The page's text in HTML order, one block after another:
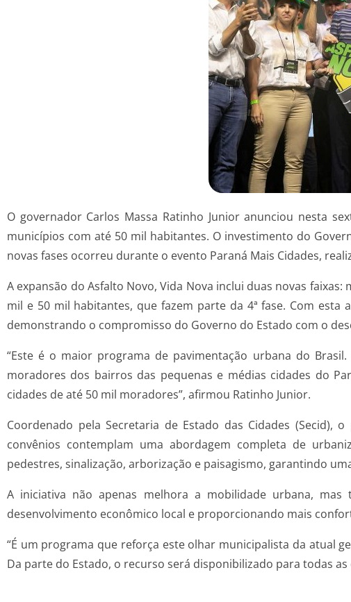
O governador Carlos Massa Ratinho Junior anunciou nesta
municípios com até 50 mil habitantes. O investimento do
novas fases ocorreu durante o evento Paraná Mais Cidades,
A expansão do Asfalto Novo, Vida Nova inclui duas novas
mil e 50 mil habitantes, que fazem parte da 4ª fase. Com
demonstrando o compromisso do Governo do Estado com o
“Este é o maior programa de pavimentação urbana do
moradores dos bairros das pequenas e médias cidades do
cidades de até 50 mil moradores”, afirmou Ratinho Junior.
Coordenado pela Secretaria de Estado das Cidades
convênios contemplam uma abordagem completa de
pedestres, sinalização, arborização e paisagismo, garantindo
A iniciativa não apenas melhora a mobilidade urbana,
desenvolvimento econômico local e proporcionando mais
“É um programa que reforça este olhar municipalista da atual
Da parte do Estado, o recurso será disponibilizado para todas